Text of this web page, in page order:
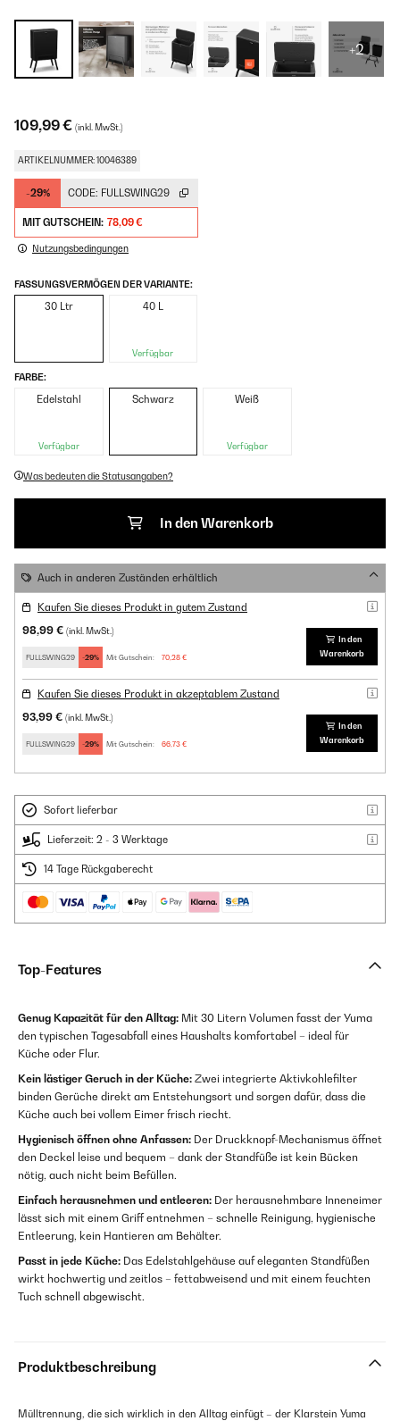
+2
109,99 € (inkl. MwSt.)
ARTIKELNUMMER: 10046389
-29% CODE: FULLSWING29
MIT GUTSCHEIN: 78,09 €
Nutzungsbedingungen
FASSUNGSVERMÖGEN DER VARIANTE:
30 Ltr 40 L
Verfügbar
FARBE:
Edelstahl
Verfügbar
Schwarz Weiß
Verfügbar
Was bedeuten die Statusangaben?
In den Warenkorb
Auch in anderen Zuständen erhältlich
Kaufen Sie dieses Produkt in gutem Zustand
98,99 € (inkl. MwSt.)
FULLSWING29 -29% Mit Gutschein: 70,28 €
In den
Warenkorb
Kaufen Sie dieses Produkt in akzeptablem Zustand
93,99 € (inkl. MwSt.)
FULLSWING29 -29% Mit Gutschein: 66,73 €
In den
Warenkorb
Sofort lieferbar
Lieferzeit: 2 - 3 Werktage
14 Tage Rückgaberecht
Top-Features
Genug Kapazität für den Alltag: Mit 30 Litern Volumen fasst der Yuma
den typischen Tagesabfall eines Haushalts komfortabel – ideal für
Küche oder Flur.
Kein lästiger Geruch in der Küche: Zwei integrierte Aktivkohlefilter
binden Gerüche direkt am Entstehungsort und sorgen dafür, dass die
Küche auch bei vollem Eimer frisch riecht.
Hygienisch öffnen ohne Anfassen: Der Druckknopf-Mechanismus öffnet
den Deckel leise und bequem – dank der Standfüße ist kein Bücken
nötig, auch nicht beim Befüllen.
Einfach herausnehmen und entleeren: Der herausnehmbare Inneneimer
lässt sich mit einem Griff entnehmen – schnelle Reinigung, hygienische
Entleerung, kein Hantieren am Behälter.
Passt in jede Küche: Das Edelstahlgehäuse auf eleganten Standfüßen
wirkt hochwertig und zeitlos – fettabweisend und mit einem feuchten
Tuch schnell abgewischt.
Produktbeschreibung
Mülltrennung, die sich wirklich in den Alltag einfügt – der Klarstein Yuma